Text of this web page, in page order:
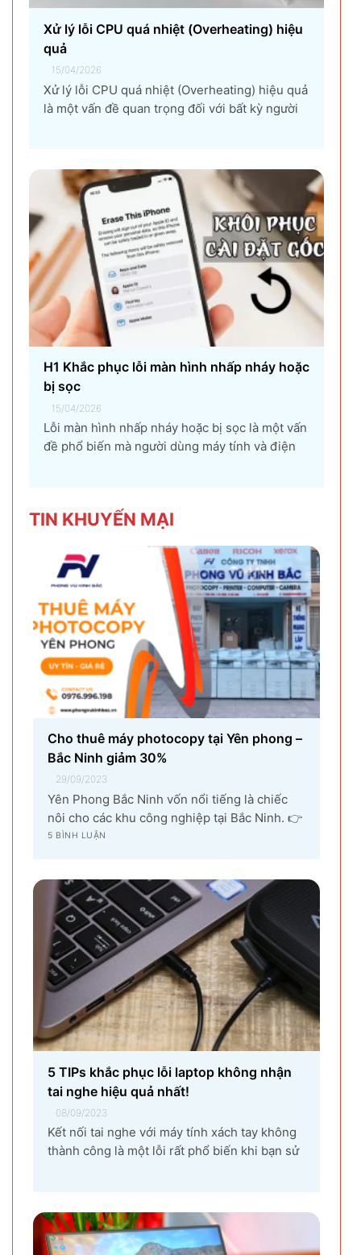
Xử lý lỗi CPU quá nhiệt (Overheating) hiệu
quả
15/04/2026
Xử lý lỗi CPU quá nhiệt (Overheating) hiệu quả
là một vấn đề quan trọng đối với bất kỳ người
gây ra...
H1 Khắc phục lỗi màn hình nhấp nháy hoặc
bị sọc
15/04/2026
Lỗi màn hình nhấp nháy hoặc bị sọc là một vấn
đề phổ biến mà người dùng máy tính và điện
nhân...
TIN KHUYẾN MẠI
Cho thuê máy photocopy tại Yên phong –
Bắc Ninh giảm 30%
29/09/2023
Yên Phong Bắc Ninh vốn nổi tiếng là chiếc
nôi cho các khu công nghiệp tại Bắc Ninh. 👉
Với sự góp mặt của tập đoàn SamSung đầu tư
nông nay trở thành...
5 BÌNH LUẬN
5 TIPs khắc phục lỗi laptop không nhận
tai nghe hiệu quả nhất!
08/09/2023
Kết nối tai nghe với máy tính xách tay không
thành công là một lỗi rất phổ biến khi bạn sử
máy tính...